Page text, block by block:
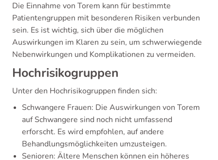
Die Einnahme von Torem kann für bestimmte
Patientengruppen mit besonderen Risiken verbunden
sein. Es ist wichtig, sich über die möglichen
Auswirkungen im Klaren zu sein, um schwerwiegende
Nebenwirkungen und Komplikationen zu vermeiden.
Hochrisikogruppen
Unter den Hochrisikogruppen finden sich:
Schwangere Frauen: Die Auswirkungen von Torem
auf Schwangere sind noch nicht umfassend
erforscht. Es wird empfohlen, auf andere
Behandlungsmöglichkeiten umzusteigen.
Senioren: Ältere Menschen können ein höheres